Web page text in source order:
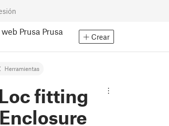
Prusa Prusa
Crear
Herramientas
fitting